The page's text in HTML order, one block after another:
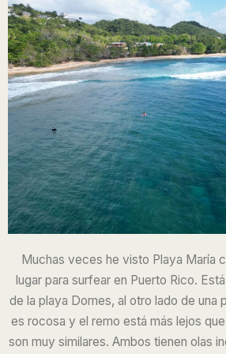
Muchas veces he visto Playa María
lugar para surfear en Puerto Rico.
de la playa Domes, al otro lado de una
es rocosa y el remo está más lejos
son muy similares. Ambos tienen olas